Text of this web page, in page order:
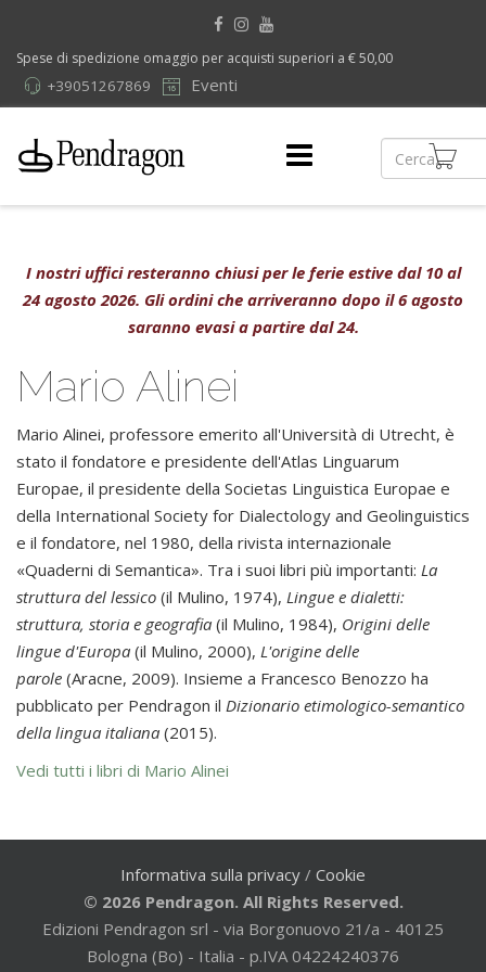
Spese di spedizione omaggio per acquisti superiori a € 50,00
Eventi
+39051267869
I nostri uffici resteranno chiusi per le ferie estive dal 10 al
24 agosto 2026. Gli ordini che arriveranno dopo il 6 agosto
saranno evasi a partire dal 24.
Mario Alinei
Mario Alinei, professore emerito all'Università di Utrecht, è
stato il fondatore e presidente dell'Atlas Linguarum
Europae, il presidente della Societas Linguistica Europae e
della International Society for Dialectology and Geolinguistics
e il fondatore, nel 1980, della rivista internazionale
«Quaderni di Semantica». Tra i suoi libri più importanti: La
struttura del lessico (il Mulino, 1974), Lingue e dialetti:
struttura, storia e geografia (il Mulino, 1984), Origini delle
lingue d'Europa (il Mulino, 2000), L'origine delle
parole (Aracne, 2009). Insieme a Francesco Benozzo ha
pubblicato per Pendragon il Dizionario etimologico-semantico
della lingua italiana (2015).
Vedi tutti i libri di Mario Alinei
Informativa sulla privacy / Cookie
© 2026 Pendragon. All Rights Reserved.
Edizioni Pendragon srl - via Borgonuovo 21/a - 40125
Bologna (Bo) - Italia - p.IVA 04224240376